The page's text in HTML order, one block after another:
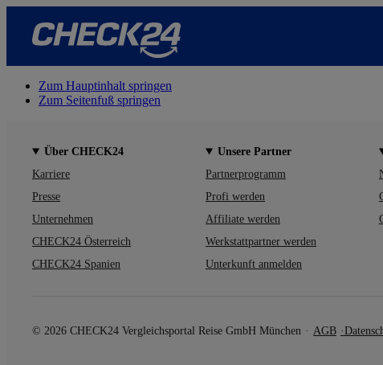
Zum Hauptinhalt springen
Zum Seitenfuß springen
Über CHECK24
Karriere
Presse
Unternehmen
CHECK24 Österreich
CHECK24 Spanien
Unsere Partner
Partnerprogramm
Profi werden
Affiliate werden
Werkstattpartner werden
Unterkunft anmelden
© 2026 CHECK24 Vergleichsportal Reise GmbH München AGB